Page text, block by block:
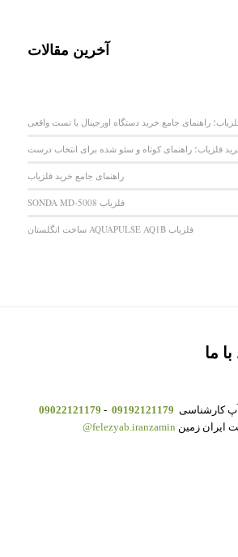
آخرین مقالات
راهنمای جامع خرید دستگاه اورجینال با تست واقعی
فلزیاب؛ راهنمای کوتاه و سئو شده برای انتخاب درست
راهنمای جامع خرید فلزیاب
فلزیاب SONDA MD-5008
فلزیاب AQUAPULSE AQ1B ساخت انگلستان
ما
کارشناسی 09192121179
-
09022121179
ایران زمین felezyab.iranzamin@